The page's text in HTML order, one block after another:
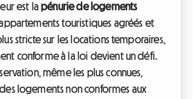
est lapénurie de logements
touristiques agréés et
stricte sur les locations temporaires,
conforme à la loi devient un défi.
même les plus connues,
logements non conformes aux